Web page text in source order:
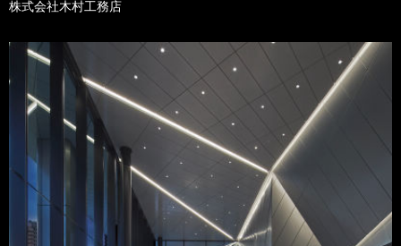
株式会社木村工務店